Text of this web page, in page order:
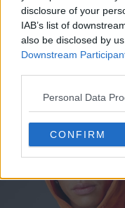
disclosure of your
IAB’s list of
also be disclosed by
Downstream
Personal Data
CONFIRM